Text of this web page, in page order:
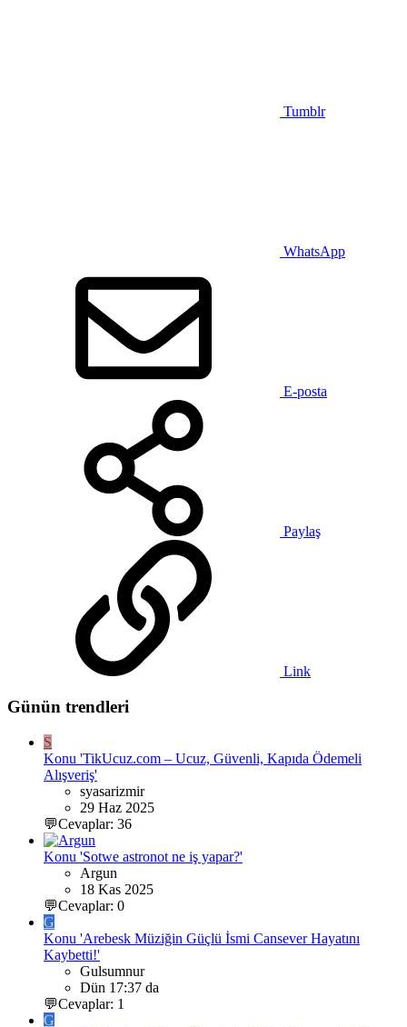
Tumblr
WhatsApp
E-posta
Paylaş
Link
Günün trendleri
S
Konu 'TikUcuz.com – Ucuz, Güvenli, Kapıda Ödemeli
Alışveriş'
syasarizmir
29 Haz 2025
💬Cevaplar: 36
Konu 'Sotwe astronot ne iş yapar?'
Argun
18 Kas 2025
💬Cevaplar: 0
G
Konu 'Arebesk Müziğin Güçlü İsmi Cansever Hayatını
Kaybetti!'
Gulsumnur
Dün 17:37 da
💬Cevaplar: 1
G